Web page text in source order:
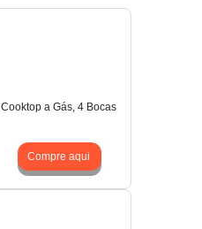
Cooktop a Gás, 4 Bocas
Compre aqui